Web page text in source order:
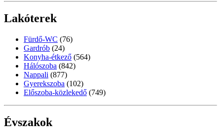
Lakóterek
Fürdő-WC (76)
Gardrób (24)
Konyha-étkező (564)
Hálószoba (842)
Nappali (877)
Gyerekszoba (102)
Előszoba-közlekedő (749)
Évszakok